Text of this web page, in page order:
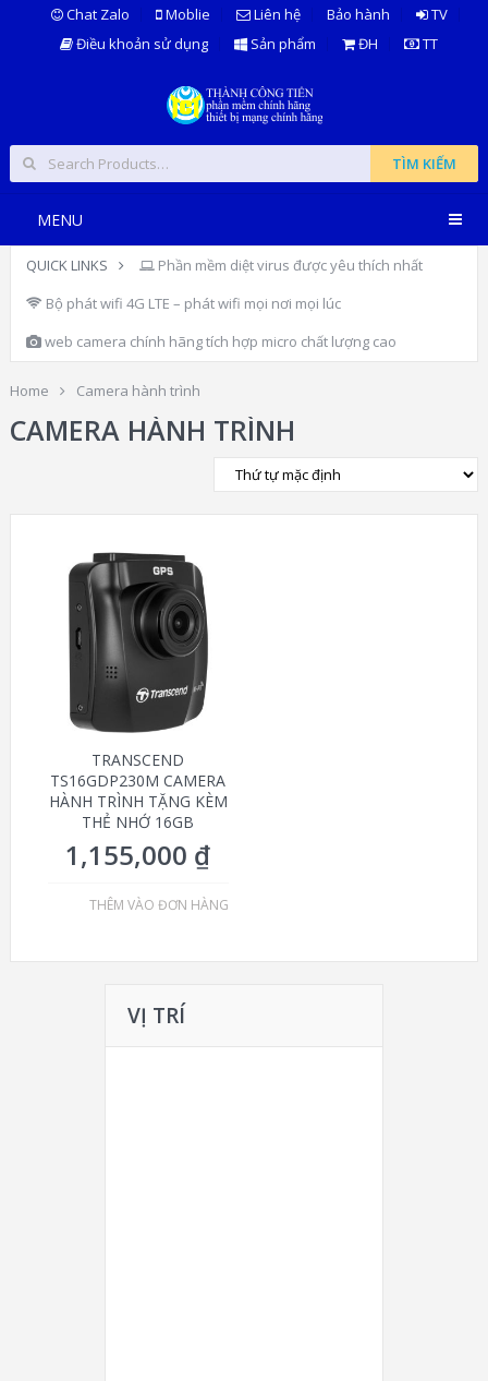
Chat Zalo Moblie Liên hệ Bảo hành
TV
Điều khoản sử dụng
Sản phẩm ĐH TT
TÌM KIẾM
MENU
QUICK LINKS
Phần mềm diệt virus được yêu thích nhất
Bộ phát wifi 4G LTE – phát wifi mọi nơi mọi lúc
web camera chính hãng tích hợp micro chất lượng cao
Home Camera hành trình
CAMERA HÀNH TRÌNH
TRANSCEND
TS16GDP230M CAMERA
HÀNH TRÌNH TẶNG KÈM
THẺ NHỚ 16GB
1,155,000 ₫
THÊM VÀO ĐƠN HÀNG
VỊ TRÍ